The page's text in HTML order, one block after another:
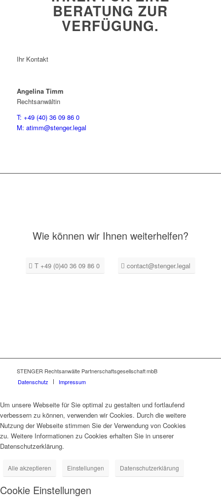
BERATUNG ZUR
VERFÜGUNG.
Ihr Kontakt
Angelina Timm
Rechtsanwältin
T: +49 (40) 36 09 86 0
M: atimm@stenger.legal
Wie können wir Ihnen weiterhelfen?
T +49 (0)40 36 09 86 0 contact@stenger.legal
STENGER Rechtsanwälte Partnerschaftsgesellschaft mbB
Datenschutz
Impressum
Um unsere Webseite für Sie optimal zu gestalten und fortlaufend
verbessern zu können, verwenden wir Cookies. Durch die weitere
Nutzung der Webseite stimmen Sie der Verwendung von Cookies
zu. Weitere Informationen zu Cookies erhalten Sie in unserer
Datenschutzerklärung.
Alle akzeptieren Einstellungen Datenschutzerklärung
Cookie Einstellungen